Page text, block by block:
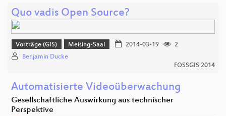
Quo vadis Open Source?
Vorträge (GIS) Meising-Saal 2014-03-19
2
Benjamin Ducke
FOSSGIS 2014
Automatisierte Videoüberwachung
Gesellschaftliche Auswirkung aus technischer
Perspektive